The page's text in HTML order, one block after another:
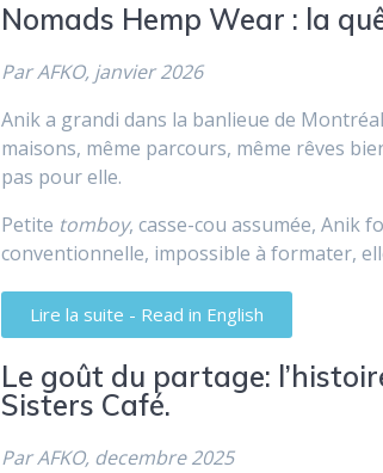
Nomads Hemp Wear : la
Par AFKO, janvier 2026
Anik a grandi dans la banlieue de
maisons, même parcours, même rêves
pas pour elle.
Petite tomboy, casse-cou assumée, Anik
conventionnelle, impossible à formater,
Lire la suite - Read in English
Le goût du partage:
Sisters Café.
Par AFKO, decembre 2025